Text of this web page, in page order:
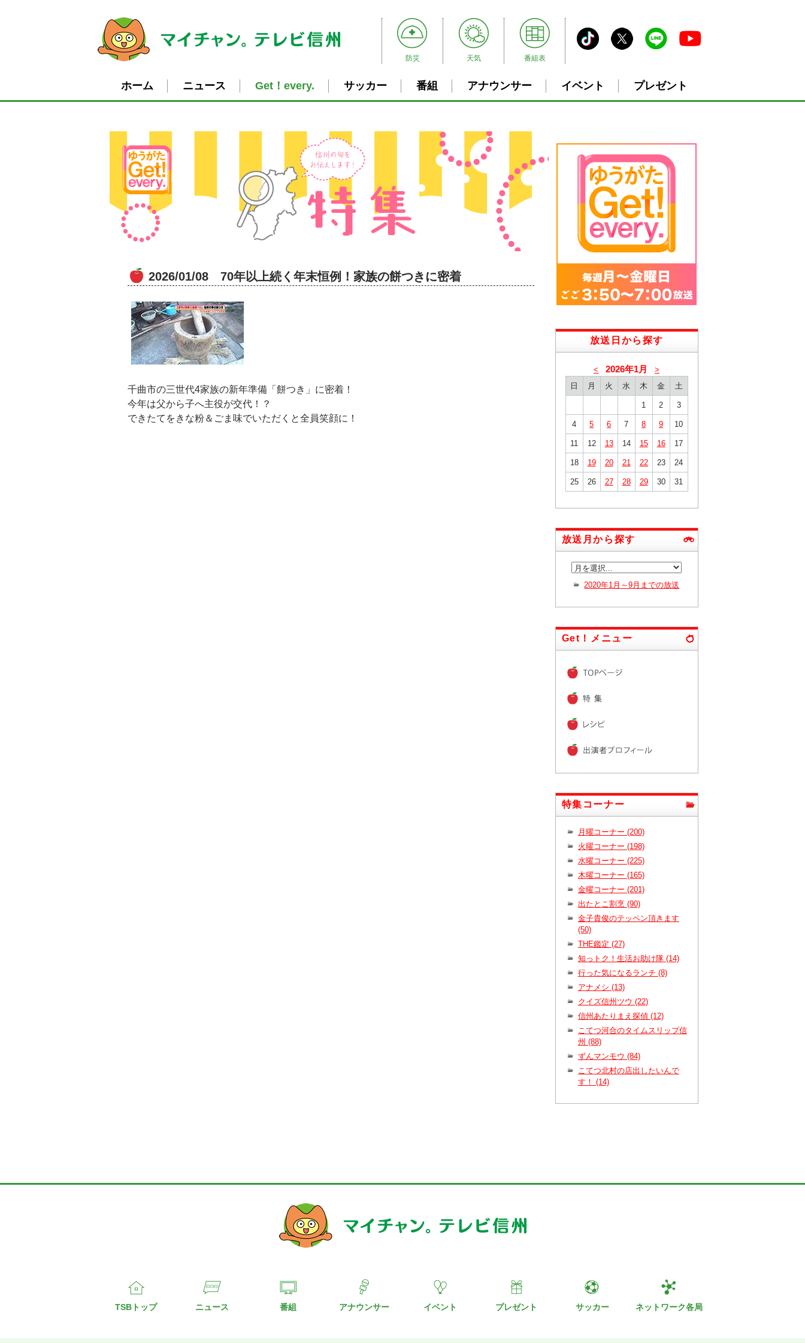
防災 天気 番組表
ホーム ニュース Get！every. サッカー 番組 アナウンサー イベント プレゼント
2026/01/08 70年以上続く年末恒例！家族の餅つきに密着
千曲市の三世代4家族の新年準備「餅つき」に密着！
今年は父から子へ主役が交代！？
できたてをきな粉＆ごま味でいただくと全員笑顔に！
放送日から探す
< 2026年1月
>
日
月 火 水 木 金 土
1 2 3
4 5 6 7 8 9 10
11 12 13 14 15 16 17
18 19 20 21 22 23 24
25 26 27 28 29 30 31
放送月から探す
2020年1月～9月までの放送
Get！メニュー
特集コーナー
月曜コーナー (200)
火曜コーナー (198)
水曜コーナー (225)
木曜コーナー (165)
金曜コーナー (201)
出たとこ割烹 (90)
金子貴俊のテッペン頂きます
(50)
THE鑑定 (27)
知っトク！生活お助け隊 (14)
行った気になるランチ (8)
アナメシ (13)
クイズ信州ツウ (22)
信州あたりまえ探偵 (12)
こてつ河合のタイムスリップ信
州 (88)
ずんマンモウ (84)
こてつ北村の店出したいんで
す！ (14)
TSBトップ ニュース 番組 アナウンサー イベント プレゼント サッカー ネットワーク各局